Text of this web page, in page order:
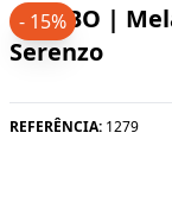
COMBO |
Serenzo
REFERÊNCIA: 1279
- 15%